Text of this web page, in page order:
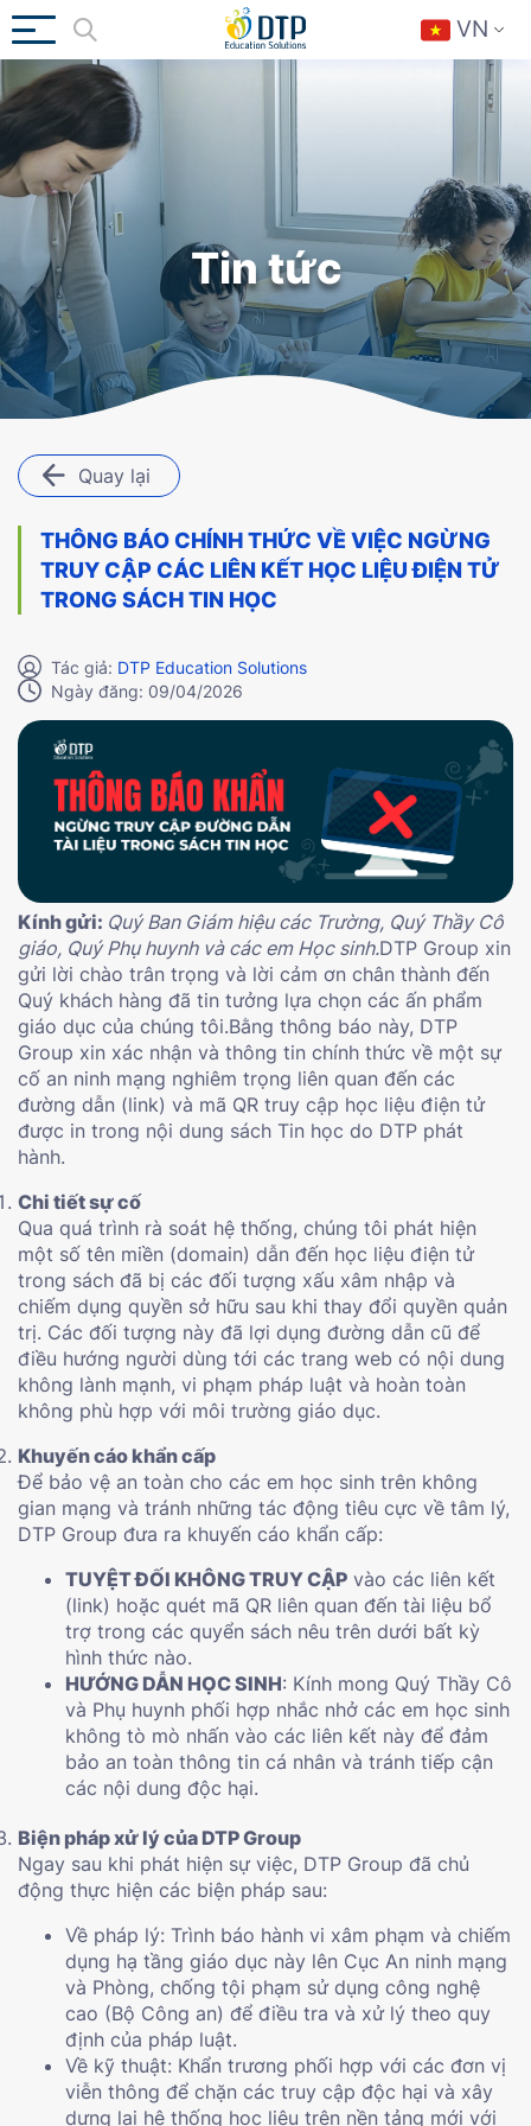
VN
Tin tức
Quay lại
THÔNG BÁO CHÍNH THỨC VỀ VIỆC NGỪNG
TRUY CẬP CÁC LIÊN KẾT HỌC LIỆU ĐIỆN TỬ
TRONG SÁCH TIN HỌC
Tác giả: DTP Education Solutions
Ngày đăng: 09/04/2026
Kính gửi: Quý Ban Giám hiệu các Trường, Quý Thầy Cô
giáo, Quý Phụ huynh và các em Học sinh.DTP Group xin
gửi lời chào trân trọng và lời cảm ơn chân thành đến
Quý khách hàng đã tin tưởng lựa chọn các ấn phẩm
giáo dục của chúng tôi.Bằng thông báo này, DTP
Group xin xác nhận và thông tin chính thức về một sự
cố an ninh mạng nghiêm trọng liên quan đến các
đường dẫn (link) và mã QR truy cập học liệu điện tử
được in trong nội dung sách Tin học do DTP phát
hành.
Chi tiết sự cố
Qua quá trình rà soát hệ thống, chúng tôi phát hiện
một số tên miền (domain) dẫn đến học liệu điện tử
trong sách đã bị các đối tượng xấu xâm nhập và
chiếm dụng quyền sở hữu sau khi thay đổi quyền quản
trị. Các đối tượng này đã lợi dụng đường dẫn cũ để
điều hướng người dùng tới các trang web có nội dung
không lành mạnh, vi phạm pháp luật và hoàn toàn
không phù hợp với môi trường giáo dục.
Khuyến cáo khẩn cấp
Để bảo vệ an toàn cho các em học sinh trên không
gian mạng và tránh những tác động tiêu cực về tâm lý,
DTP Group đưa ra khuyến cáo khẩn cấp:
TUYỆT ĐỐI KHÔNG TRUY CẬP vào các liên kết
(link) hoặc quét mã QR liên quan đến tài liệu bổ
trợ trong các quyển sách nêu trên dưới bất kỳ
hình thức nào.
HƯỚNG DẪN HỌC SINH: Kính mong Quý Thầy Cô
và Phụ huynh phối hợp nhắc nhở các em học sinh
không tò mò nhấn vào các liên kết này để đảm
bảo an toàn thông tin cá nhân và tránh tiếp cận
các nội dung độc hại.
Biện pháp xử lý của DTP Group
Ngay sau khi phát hiện sự việc, DTP Group đã chủ
động thực hiện các biện pháp sau:
Về pháp lý: Trình báo hành vi xâm phạm và chiếm
dụng hạ tầng giáo dục này lên Cục An ninh mạng
và Phòng, chống tội phạm sử dụng công nghệ
cao (Bộ Công an) để điều tra và xử lý theo quy
định của pháp luật.
Về kỹ thuật: Khẩn trương phối hợp với các đơn vị
viễn thông để chặn các truy cập độc hại và xây
dựng lại hệ thống học liệu trên nền tảng mới với